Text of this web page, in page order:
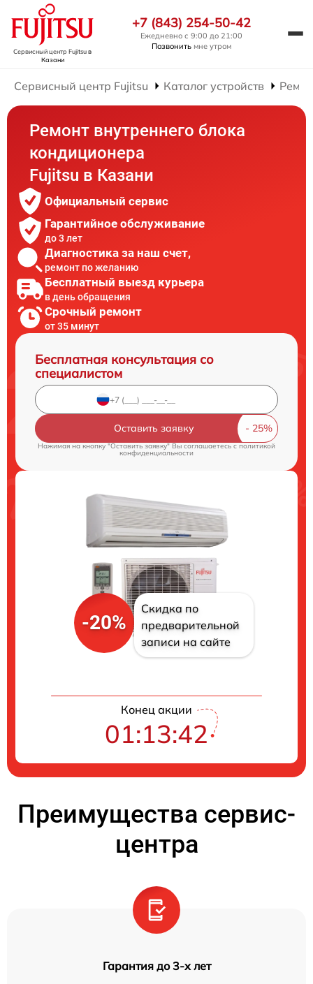
Сервисный центр Fujitsuв
Казани
+7 (843) 254-50-42
Ежедневно с 9:00 до 21:00
Позвонить мне утром
Сервисный центр Fujitsu Каталог устройств
Ремонт внутреннего блока
кондиционера
Fujitsu в Казани
Официальный сервис
Гарантийное обслуживание
до 3 лет
Диагностика за наш счет,
ремонт по желанию
Бесплатный выезд курьера
в день обращения
Срочный ремонт
от 35 минут
Бесплатная консультация со
специалистом
Оставить заявку
Нажимая на кнопку "Оставить заявку" Вы соглашаетесь cполитикой
конфиденциальности
-20%
Скидка по
предварительной
записи на сайте
Конец акции
01:13:42
Преимущества сервис-
центра
Гарантия до 3-х лет